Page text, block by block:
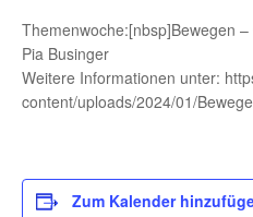
Themenwoche:[nbsp]Bewegen
Pia Businger
Weitere Informationen unter:
content/uploads/2024/01/
Zum Kalender